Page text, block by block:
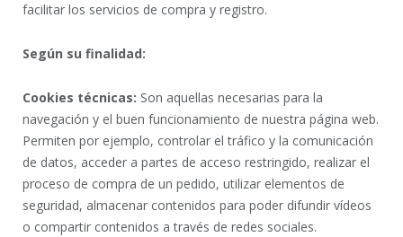
facilitar los servicios de compra y registro.
Según su finalidad:
Cookies técnicas: Son aquellas necesarias para la
navegación y el buen funcionamiento de nuestra página web.
Permiten por ejemplo, controlar el tráfico y la comunicación
de datos, acceder a partes de acceso restringido, realizar el
proceso de compra de un pedido, utilizar elementos de
seguridad, almacenar contenidos para poder difundir vídeos
o compartir contenidos a través de redes sociales.